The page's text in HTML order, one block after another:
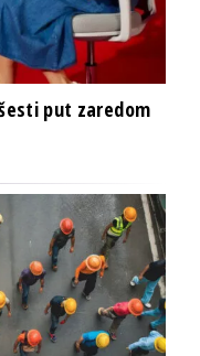
šesti put zaredom